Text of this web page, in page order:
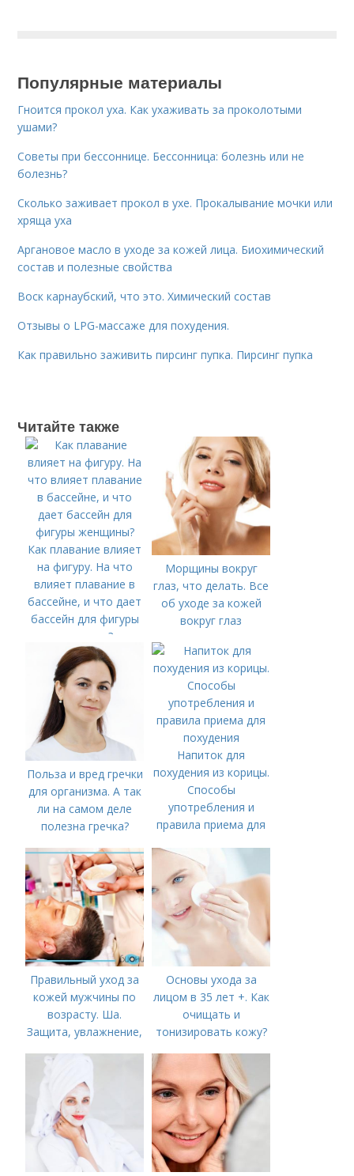
Популярные материалы
Гноится прокол уха. Как ухаживать за проколотыми
ушами?
Советы при бессоннице. Бессонница: болезнь или не
болезнь?
Сколько заживает прокол в ухе. Прокалывание мочки или
хряща уха
Аргановое масло в уходе за кожей лица. Биохимический
состав и полезные свойства
Воск карнаубский, что это. Химический состав
Отзывы о LPG-массаже для похудения.
Как правильно заживить пирсинг пупка. Пирсинг пупка
Читайте также
Как плавание влияет
на фигуру. На что
влияет плавание в
бассейне, и что дает
бассейн для фигуры
женщины?
Морщины вокруг
глаз, что делать. Все
об уходе за кожей
вокруг глаз
Польза и вред гречки
для организма. А так
ли на самом деле
полезна гречка?
Напиток для
похудения из корицы.
Способы
употребления и
правила приема для
Правильный уход за
кожей мужчины по
возрасту. Ша.
Защита, увлажнение,
Основы ухода за
лицом в 35 лет +. Как
очищать и
тонизировать кожу?